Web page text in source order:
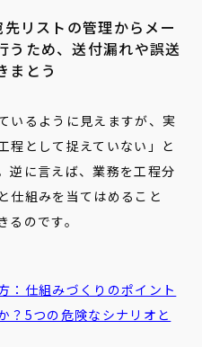
先リストの管理からメー
うため、送付漏れや誤送
まとう
いるように見えますが、実
程として捉えていない」と
逆に言えば、業務を工程分
仕組みを当てはめること
のです。
：仕組みづくりのポイント
？5つの危険なシナリオと